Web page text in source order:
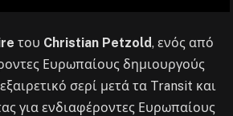
του Christian Petzold, ενός από
Ευρωπαίους δημιουργούς
σερί μετά τα Transit και
για ενδιαφέροντες Ευρωπαίους